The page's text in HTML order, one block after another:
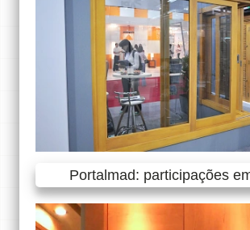
Portalmad: participações